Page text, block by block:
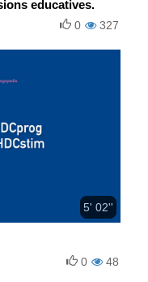
educatives.
327
0
5' 02''
48
0